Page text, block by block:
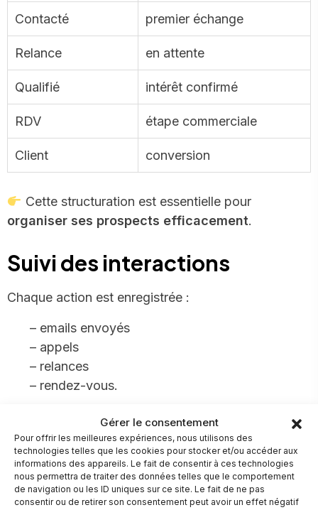
Gérer le consentement
Pour offrir les meilleures expériences, nous utilisons des
technologies telles que les cookies pour stocker et/ou accéder aux
informations des appareils. Le fait de consentir à ces technologies
nous permettra de traiter des données telles que le comportement
de navigation ou les ID uniques sur ce site. Le fait de ne pas
consentir ou de retirer son consentement peut avoir un effet négatif
Contacté premier échange
Relance en attente
Qualifié intérêt confirmé
RDV étape commerciale
Client conversion
Cette structuration est essentielle pour
organiser ses prospects efficacement.
Suivi des interactions
Chaque action est enregistrée :
– emails envoyés
– appels
– relances
– rendez-vous.
Cela permet de ne jamais perdre le fil d’une
conversation.
Analyse des performances